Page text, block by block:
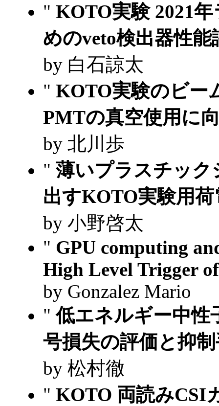
" KOTO実験 2021
めのveto検出器性
by 白石諒太
" KOTO実験のビー
PMTの真空使用に
by 北川歩
" 薄いプラスチック
出すKOTO実験用
by 小野啓太
" GPU computing
High Level Trigger
by Gonzalez Mario
"低エネルギー中性
号損失の評価と抑
by 松村徹
" KOTO 両読みCSI